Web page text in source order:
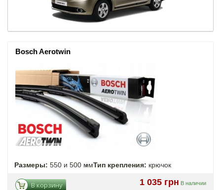
Bosch Aerotwin
Размеры: 550 и 500 ммТип крепления: крючок
1 035 грн В наличии
В корзину